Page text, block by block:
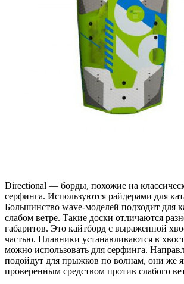
Directional — борды, похожие на
серфинга. Используются райдерами для
Большинство wave-моделей подходит для
слабом ветре. Такие доски отличаются
габаритов. Это кайтборд с выраженной
частью. Плавники устанавливаются в
можно использовать для серфинга.
подойдут для прыжков по волнам, они же
проверенным средством против слабого